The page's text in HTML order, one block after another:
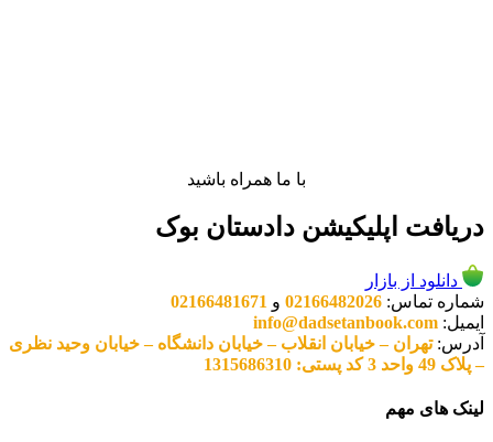
با ما همراه باشید
دریافت اپلیکیشن دادستان بوک
دانلود از بازار
شماره تماس: 02166482026 و 02166481671
ایمیل: info@dadsetanbook.com
آدرس:تهران – خیابان انقلاب – خیابان دانشگاه – خیابان وحید نظری
– پلاک 49 واحد 3 کد پستی: 1315686310
لینک های مهم